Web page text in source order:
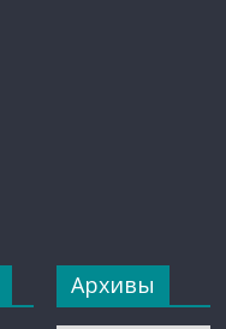
Архивы